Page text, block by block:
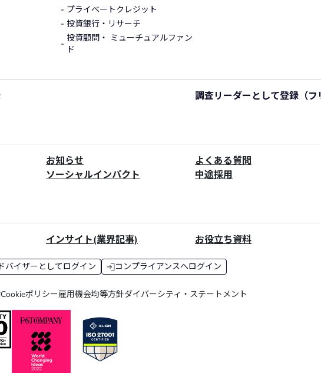
プライベートクレジット
投資銀行・リサーチ
投資顧問・ ミューチュアルファン
ド
調査リーダーとして登録 （
お知らせ
よくある質問
ソーシャルインパクト 中途採用
インサイト(業界記事) お役立ち資料
バイザーとしてログイン コンプライアンスへログイン
Cookieポリシー雇用機会均等方針ダイバーシティ・ステートメント